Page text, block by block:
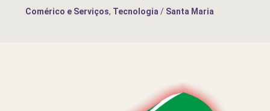
Comérico e Serviços, Tecnologia / Santa Maria